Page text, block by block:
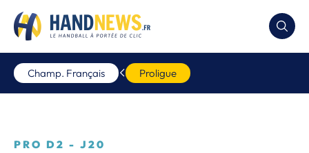
Champ. Français Proligue
PRO D2 - J20